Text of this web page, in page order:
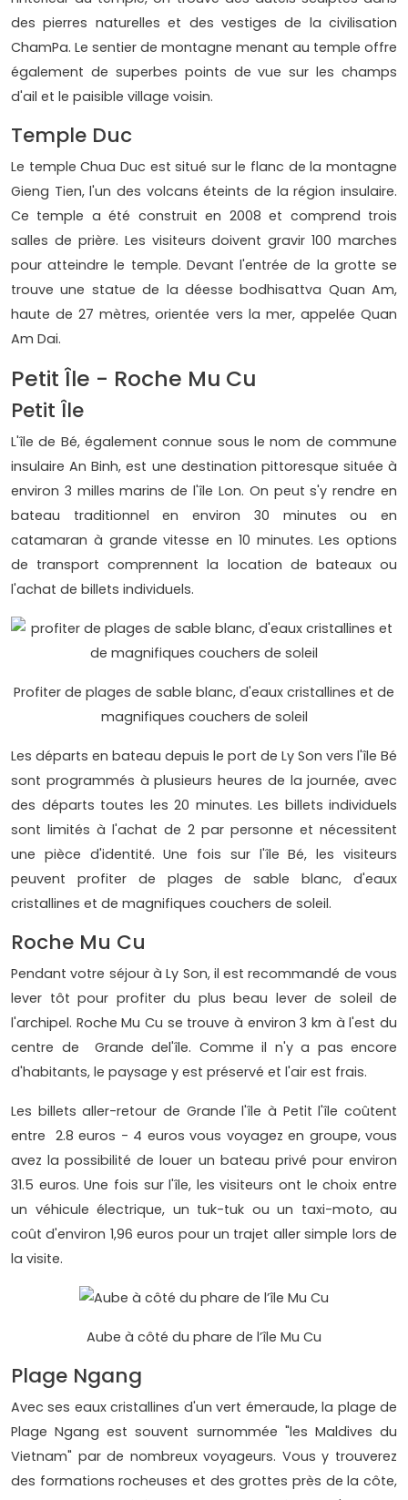
des pierres naturelles et des vestiges de la civilisation
ChamPa. Le sentier de montagne menant au temple offre
également de superbes points de vue sur les champs
d'ail et le paisible village voisin.
Temple Duc
Le temple Chua Duc est situé sur le flanc de la montagne
Gieng Tien, l'un des volcans éteints de la région insulaire.
Ce temple a été construit en 2008 et comprend trois
salles de prière. Les visiteurs doivent gravir 100 marches
pour atteindre le temple. Devant l'entrée de la grotte se
trouve une statue de la déesse bodhisattva Quan Am,
haute de 27 mètres, orientée vers la mer, appelée Quan
Am Dai.
Petit Île - Roche Mu Cu
Petit Île
L'île de Bé, également connue sous le nom de commune
insulaire An Binh, est une destination pittoresque située à
environ 3 milles marins de l'île Lon. On peut s'y rendre en
bateau traditionnel en environ 30 minutes ou en
catamaran à grande vitesse en 10 minutes. Les options
de transport comprennent la location de bateaux ou
l'achat de billets individuels.
Profiter de plages de sable blanc, d'eaux cristallines et de
magnifiques couchers de soleil
Les départs en bateau depuis le port de Ly Son vers l'île Bé
sont programmés à plusieurs heures de la journée, avec
des départs toutes les 20 minutes. Les billets individuels
sont limités à l'achat de 2 par personne et nécessitent
une pièce d'identité. Une fois sur l'île Bé, les visiteurs
peuvent profiter de plages de sable blanc, d'eaux
cristallines et de magnifiques couchers de soleil.
Roche Mu Cu
Pendant votre séjour à Ly Son, il est recommandé de vous
lever tôt pour profiter du plus beau lever de soleil de
l'archipel. Roche Mu Cu se trouve à environ 3 km à l'est du
centre de Grande del'île. Comme il n'y a pas encore
d'habitants, le paysage y est préservé et l'air est frais.
Les billets aller-retour de Grande l'île à Petit l'île coûtent
entre 2.8 euros - 4 euros vous voyagez en groupe, vous
avez la possibilité de louer un bateau privé pour environ
31.5 euros. Une fois sur l'île, les visiteurs ont le choix entre
un véhicule électrique, un tuk-tuk ou un taxi-moto, au
coût d'environ 1,96 euros pour un trajet aller simple lors de
la visite.
Aube à côté du phare de l’île Mu Cu
Plage Ngang
Avec ses eaux cristallines d'un vert émeraude, la plage de
Plage Ngang est souvent surnommée "les Maldives du
Vietnam" par de nombreux voyageurs. Vous y trouverez
des formations rocheuses et des grottes près de la côte,